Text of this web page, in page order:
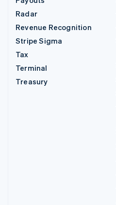
Radar
Revenue Recognition
Stripe Sigma
Tax
Terminal
Treasury